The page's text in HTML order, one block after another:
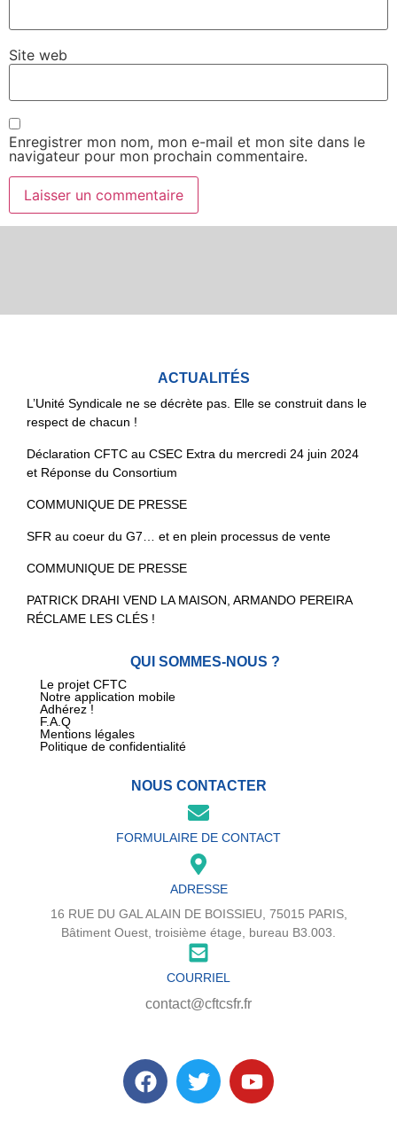
Site web
Enregistrer mon nom, mon e-mail et mon site dans le
navigateur pour mon prochain commentaire.
ACTUALITÉS
L’Unité Syndicale ne se décrète pas. Elle se construit dans le
respect de chacun !
Déclaration CFTC au CSEC Extra du mercredi 24 juin 2024
et Réponse du Consortium
COMMUNIQUE DE PRESSE
SFR au coeur du G7… et en plein processus de vente
COMMUNIQUE DE PRESSE
PATRICK DRAHI VEND LA MAISON, ARMANDO PEREIRA
RÉCLAME LES CLÉS !
QUI SOMMES-NOUS ?
Le projet CFTC
Notre application mobile
Adhérez !
F.A.Q
Mentions légales
Politique de confidentialité
NOUS CONTACTER
FORMULAIRE DE CONTACT
ADRESSE
16 RUE DU GAL ALAIN DE BOISSIEU, 75015 PARIS,
Bâtiment Ouest, troisième étage, bureau B3.003.
COURRIEL
contact@cftcsfr.fr